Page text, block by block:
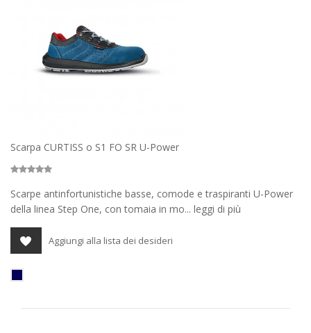
Scarpa CURTISS o S1 FO SR U-Power
Scarpe antinfortunistiche basse, comode e traspiranti U-Power
della linea Step One, con tomaia in mo... leggi di più
Aggiungi alla lista dei desideri